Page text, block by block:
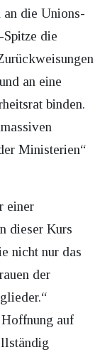
an die Unions-
die
an eine
binden.
Ministerien“
einer
dieser Kurs
nicht nur das
der
auf